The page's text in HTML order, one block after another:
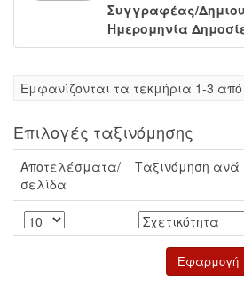
Συγγραφέας/
Ημερομηνία
Eμφανίζονται τα τεκμήρια 1-3 από
Επιλογές ταξινόμησης
Αποτελέσματα/
σελίδα
Ταξινόμηση ανά